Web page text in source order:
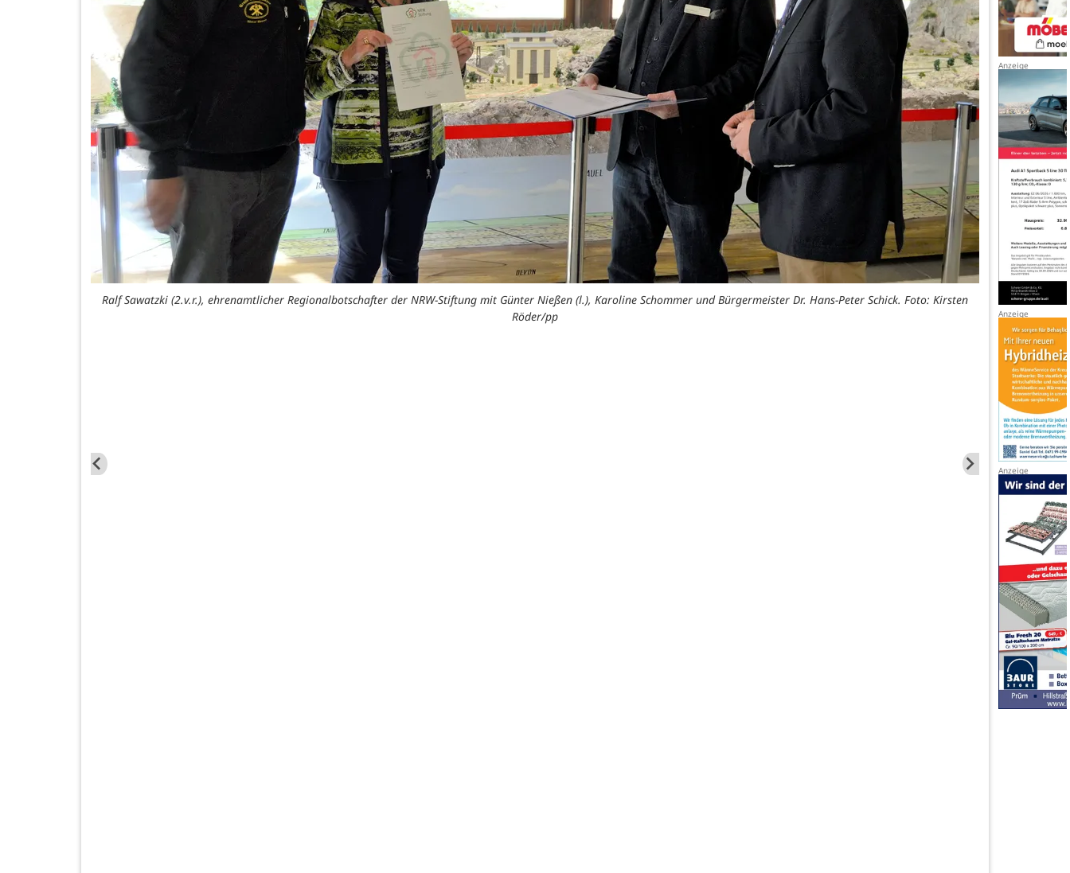
Ralf Sawatzki (2.v.r.), ehrenamtlicher Regionalbotschafter der NRW-Stiftung mit Günter Nießen (l.), Karoline Schommer und Bürgermeister Dr. Hans-Peter Schick. Foto: Kirsten
Röder/pp